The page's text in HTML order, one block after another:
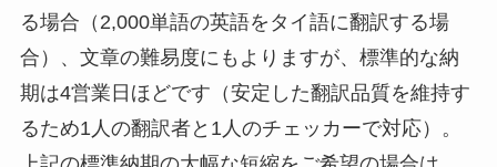
る場合（2,000単語の英語をタイ語に翻訳する場
合）、文章の難易度にもよりますが、標準的な納
期は4営業日ほどです（安定した翻訳品質を維持す
るため1人の翻訳者と1人のチェッカーで対応）。